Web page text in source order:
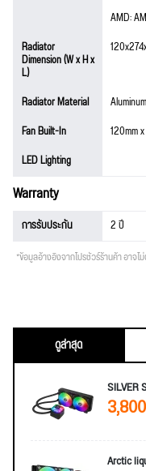
AMD:
Radiator
Dimension (W x H x
L)
Radiator Material
Fan Built-In
120mm
LED Lighting
Warranty
การรับประกัน 2 ปี
*ข้อมูลอ้างอิงจากโปรชัวร์ร้านค้า อาจ
ดูล่าสุด
SILVER
Arctic